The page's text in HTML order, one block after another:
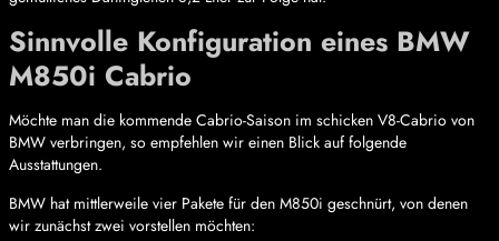
Sinnvolle Konfiguration eines BMW
M850i Cabrio
Möchte man die kommende Cabrio-Saison im schicken V8-Cabrio von
BMW verbringen, so empfehlen wir einen Blick auf folgende
Ausstattungen.
BMW hat mittlerweile vier Pakete für den M850i geschnürt, von denen
wir zunächst zwei vorstellen möchten: